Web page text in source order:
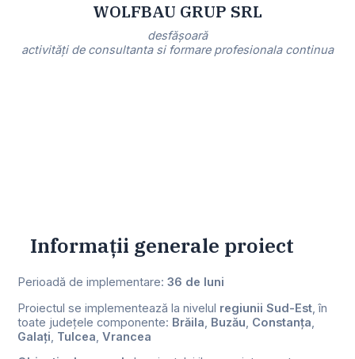
WOLFBAU GRUP SRL
desfășoară
activități de consultanta si formare profesionala continua
Informații generale proiect
Perioadă de implementare: 36 de luni
Proiectul se implementează la nivelul regiunii Sud-Est, în
toate județele componente: Brăila, Buzău, Constanța,
Galați, Tulcea, Vrancea